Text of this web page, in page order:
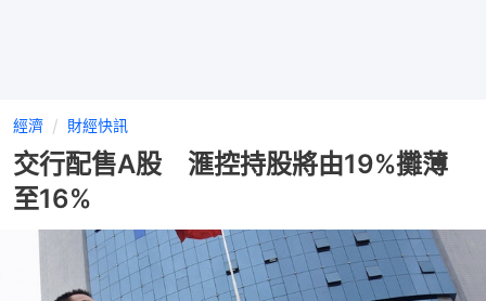
經濟 財經快訊
交行配售A股 滙控持股將由19%攤薄
至16%